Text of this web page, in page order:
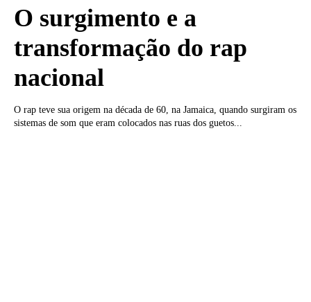
O surgimento e a
transformação do rap
nacional
O rap teve sua origem na década de 60, na Jamaica, quando surgiram os
sistemas de som que eram colocados nas ruas dos guetos...